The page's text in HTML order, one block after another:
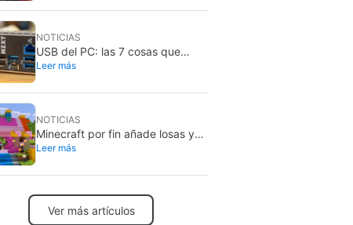
NOTICIAS
USB del PC: las 7 cosas que
nunca debes conectar por
Leer más
NOTICIAS
Minecraft por fin añade losas y
escaleras de hormigón: ya están
Leer más
Ver más artículos